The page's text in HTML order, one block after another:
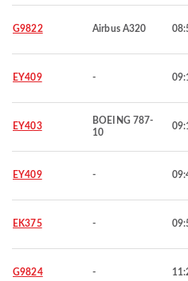
G9822 Airbus A320
EY409 -
EY403
BOEING 787-
10
EY409 -
EK375 -
G9824 -